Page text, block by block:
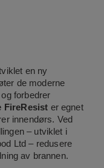
en ny
de moderne
forbedrer
FireResist er egnet
innendørs. Ved
– utviklet i
Ltd – redusere
av brannen.